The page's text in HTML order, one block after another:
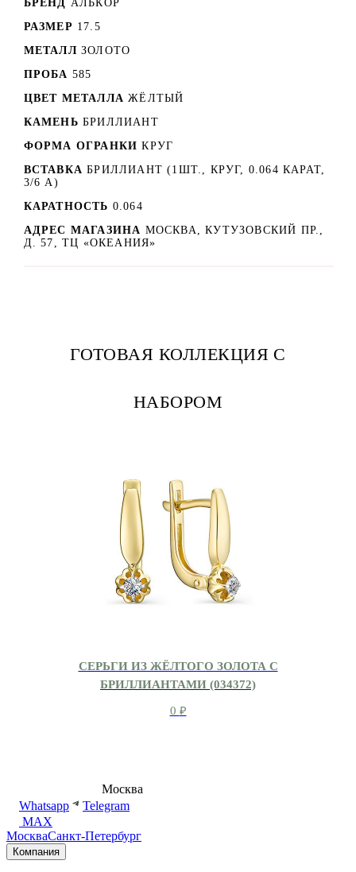
БРЕНД
АЛЬКОР
РАЗМЕР 17.5
МЕТАЛЛ ЗОЛОТО
ПРОБА 585
ЦВЕТ МЕТАЛЛА ЖЁЛТЫЙ
КАМЕНЬ БРИЛЛИАНТ
ФОРМА ОГРАНКИ КРУГ
ВСТАВКА БРИЛЛИАНТ (1ШТ., КРУГ, 0.064 КАРАТ,
3/6 А)
КАРАТНОСТЬ 0.064
АДРЕС МАГАЗИНА МОСКВА, КУТУЗОВСКИЙ ПР.,
Д. 57, ТЦ «ОКЕАНИЯ»
ГОТОВАЯ КОЛЛЕКЦИЯ С
НАБОРОМ
СЕРЬГИ ИЗ ЖЁЛТОГО ЗОЛОТА С
БРИЛЛИАНТАМИ (034372)
0 ₽
Москва
Whatsapp
Telegram
MAX
МоскваСанкт-Петербург
Компания